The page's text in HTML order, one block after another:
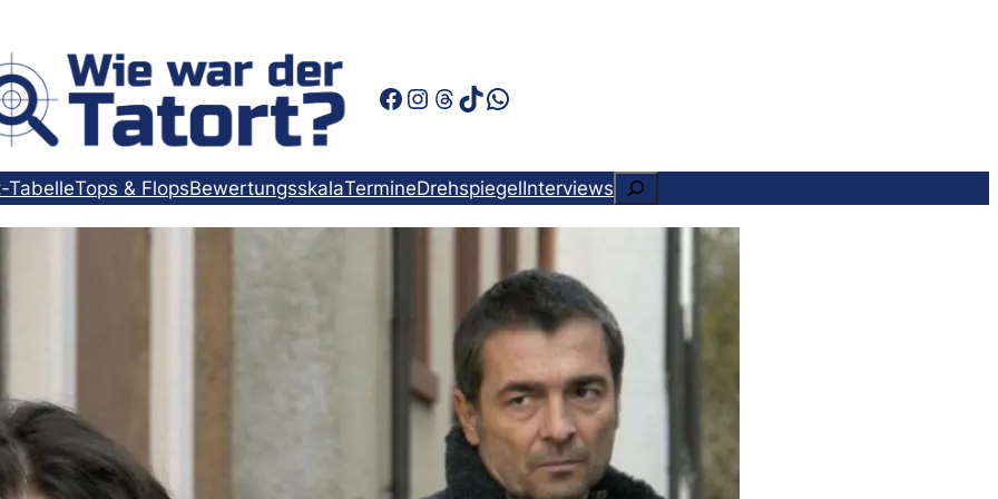
Facebook
Instagram
Threads
TikTok
WhatsApp
TabelleTops & FlopsBewertungsskalaTermineDrehspiegelInterviewsSuchen